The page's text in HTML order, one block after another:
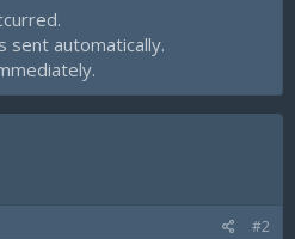
sent automatically.
#2